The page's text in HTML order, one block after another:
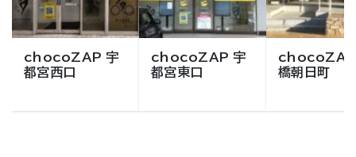
chocoZAP 宇
都宮西口
chocoZAP 宇
都宮東口
chocoZAP
橋朝日町